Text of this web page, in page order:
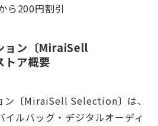
ら200円割引
ョン〔MiraiSell
ア概要
ン〔MiraiSell Selection〕は、
ルバッグ・デジタルオーディ